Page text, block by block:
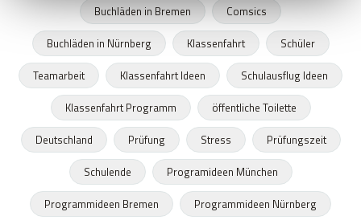
Buchläden in Bremen
Comsics
Buchläden in Nürnberg
Klassenfahrt
Schüler
Teamarbeit
Klassenfahrt Ideen
Schulausflug Ideen
Klassenfahrt Programm
öffentliche Toilette
Deutschland
Prüfung Stress
Prüfungszeit
Schulende
Programideen München
Programmideen Bremen
Programmideen Nürnberg